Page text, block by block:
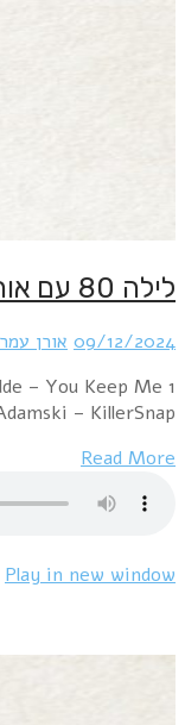
–
OnHuman